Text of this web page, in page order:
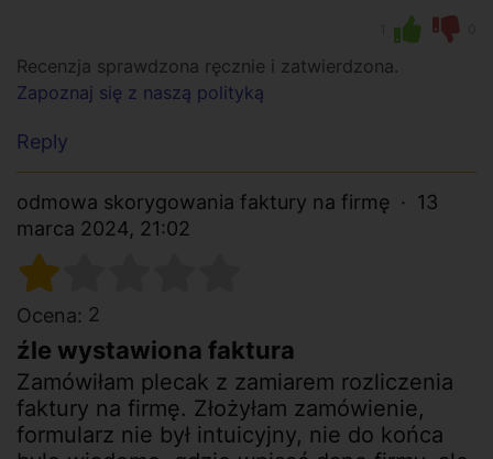
Recenzja sprawdzona ręcznie i zatwierdzona.
Zapoznaj się z naszą polityką
Reply
odmowa skorygowania faktury na firmę
13
marca 2024, 21:02
Ocena: 2
źle wystawiona faktura
Zamówiłam plecak z zamiarem rozliczenia
faktury na firmę. Złożyłam zamówienie,
formularz nie był intuicyjny, nie do końca